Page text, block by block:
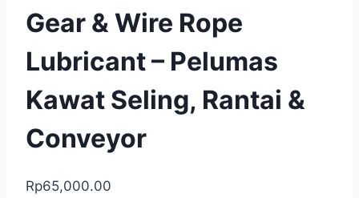
Gear & Wire Rope
Lubricant – Pelumas
Kawat Seling, Rantai &
Conveyor
Rp65,000.00